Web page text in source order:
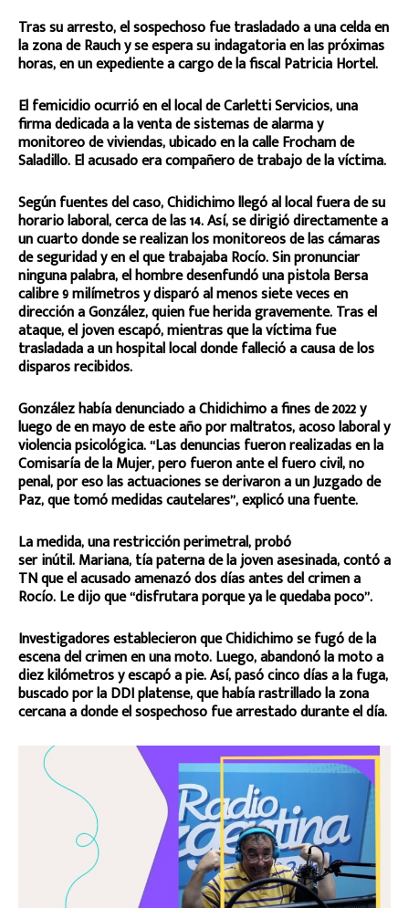
Tras su arresto, el sospechoso fue trasladado a una celda en
la zona de Rauch y se espera su indagatoria en las próximas
horas, en un expediente a cargo de la fiscal Patricia Hortel.
El femicidio ocurrió en el local de Carletti Servicios, una
firma dedicada a la venta de sistemas de alarma y
monitoreo de viviendas, ubicado en la calle Frocham de
Saladillo. El acusado era compañero de trabajo de la víctima.
Según fuentes del caso, Chidichimo llegó al local fuera de su
horario laboral, cerca de las 14. Así, se dirigió directamente a
un cuarto donde se realizan los monitoreos de las cámaras
de seguridad y en el que trabajaba Rocío. Sin pronunciar
ninguna palabra, el hombre desenfundó una pistola Bersa
calibre 9 milímetros y disparó al menos siete veces en
dirección a González, quien fue herida gravemente. Tras el
ataque, el joven escapó, mientras que la víctima fue
trasladada a un hospital local donde falleció a causa de los
disparos recibidos.
González había denunciado a Chidichimo a fines de 2022 y
luego de en mayo de este año por maltratos, acoso laboral y
violencia psicológica. “Las denuncias fueron realizadas en la
Comisaría de la Mujer, pero fueron ante el fuero civil, no
penal, por eso las actuaciones se derivaron a un Juzgado de
Paz, que tomó medidas cautelares”, explicó una fuente.
La medida, una restricción perimetral, probó
ser inútil. Mariana, tía paterna de la joven asesinada, contó a
TN que el acusado amenazó dos días antes del crimen a
Rocío. Le dijo que “disfrutara porque ya le quedaba poco”.
Investigadores establecieron que Chidichimo se fugó de la
escena del crimen en una moto. Luego, abandonó la moto a
diez kilómetros y escapó a pie. Así, pasó cinco días a la fuga,
buscado por la DDI platense, que había rastrillado la zona
cercana a donde el sospechoso fue arrestado durante el día.